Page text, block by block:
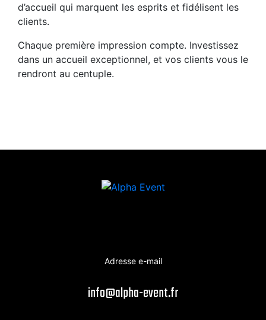
d’accueil qui marquent les esprits et fidélisent les
clients.
Chaque première impression compte. Investissez
dans un accueil exceptionnel, et vos clients vous le
rendront au centuple.
Adresse e-mail
info@alpha-event.fr